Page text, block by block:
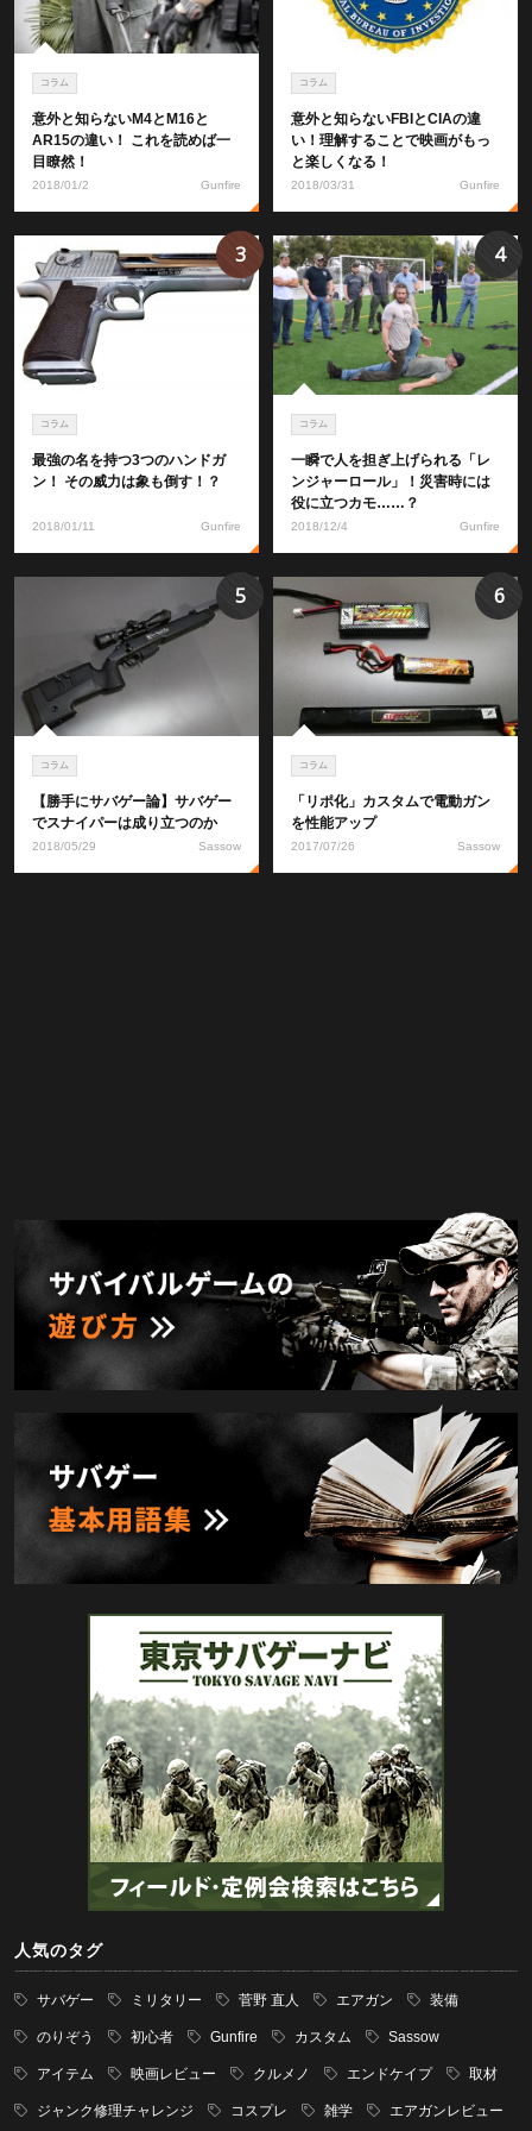
コラム
意外と知らないM4とM16と
AR15の違い！ これを読めば一
目瞭然！
2018/01/2 Gunfire
コラム
意外と知らないFBIとCIAの違
い！理解することで映画がもっ
と楽しくなる！
2018/03/31 Gunfire
コラム
最強の名を持つ3つのハンドガ
ン！ その威力は象も倒す！？
2018/01/11 Gunfire
3
コラム
一瞬で人を担ぎ上げられる「レ
ンジャーロール」！災害時には
役に立つカモ……？
2018/12/4 Gunfire
4
コラム
【勝手にサバゲー論】サバゲー
でスナイパーは成り立つのか
2018/05/29 Sassow
5
コラム
「リポ化」カスタムで電動ガン
を性能アップ
2017/07/26 Sassow
6
人気のタグ
サバゲー ミリタリー 菅野 直人 エアガン 装備
のりぞう 初心者 Gunfire カスタム Sassow
アイテム 映画レビュー クルメノ エンドケイプ 取材
ジャンク修理チャレンジ コスプレ 雑学 エアガンレビュー